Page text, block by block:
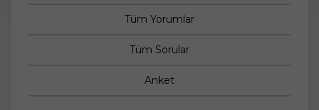
Tüm Yorumlar
Tüm Sorular
Anket